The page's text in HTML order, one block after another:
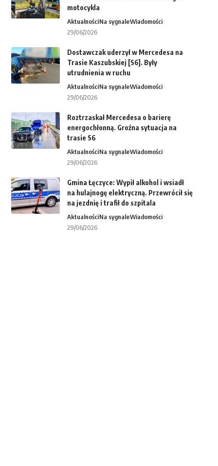
motocykla
AktualnościNa sygnaleWiadomości
29/06/2026
Dostawczak uderzył w Mercedesa na
Trasie Kaszubskiej [S6]. Były
utrudnienia w ruchu
AktualnościNa sygnaleWiadomości
29/06/2026
Roztrzaskał Mercedesa o barierę
energochłonną. Groźna sytuacja na
trasie S6
AktualnościNa sygnaleWiadomości
29/06/2026
Gmina Łęczyce: Wypił alkohol i wsiadł
na hulajnogę elektryczną. Przewrócił się
na jezdnię i trafił do szpitala
AktualnościNa sygnaleWiadomości
29/06/2026